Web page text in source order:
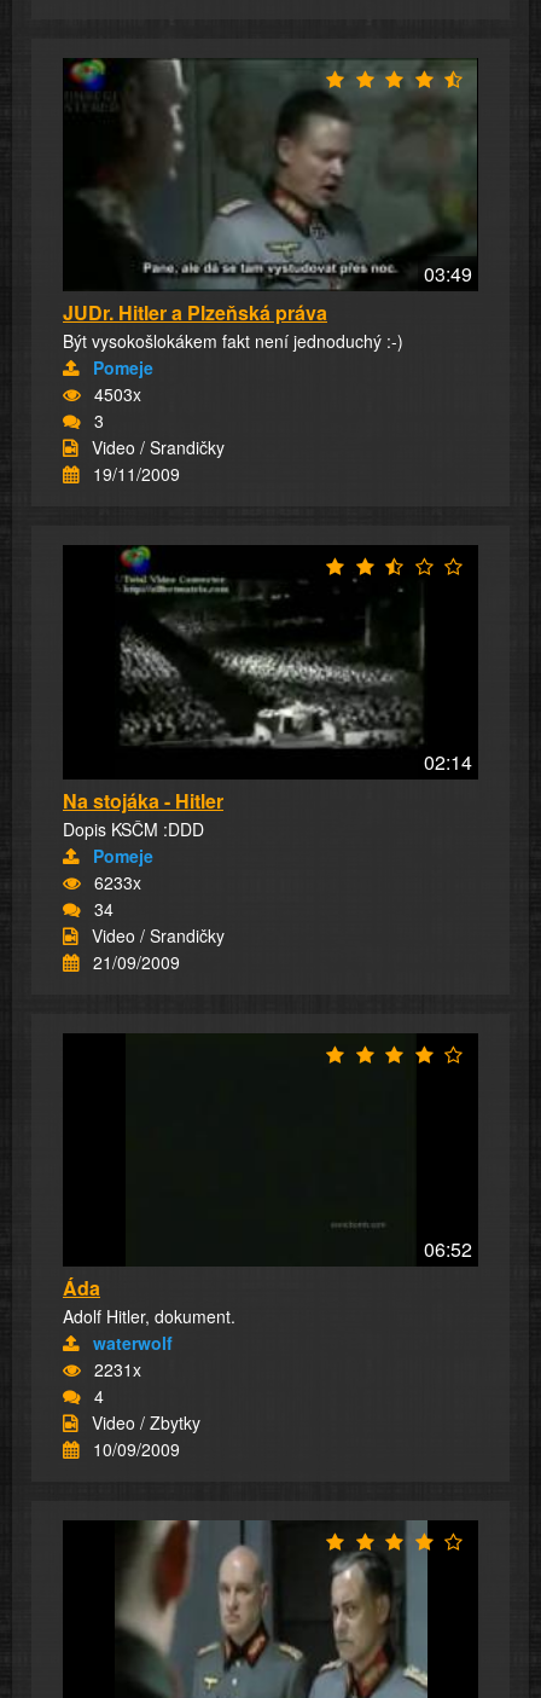
03:49
JUDr. Hitler a Plzeňská práva
Být vysokošlokákem fakt není jednoduchý :-)
Pomeje
4503x
3
Video / Srandičky
19/11/2009
02:14
Na stojáka - Hitler
Dopis KSČM :DDD
Pomeje
6233x
34
Video / Srandičky
21/09/2009
06:52
Áda
Adolf Hitler, dokument.
waterwolf
2231x
4
Video / Zbytky
10/09/2009